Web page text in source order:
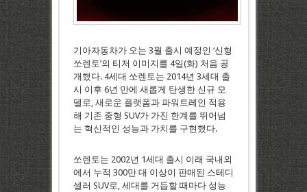
기아자동차가 오는 3월 출시 예정인 ‘신형
쏘렌토’의 티저 이미지를 4일(화) 처음 공
개했다. 4세대 쏘렌토는 2014년 3세대 출
시 이후 6년 만에 새롭게 탄생한 신규 모
델로, 새로운 플랫폼과 파워트레인 적용
해 기존 중형 SUV가 가진 한계를 뛰어넘
는 혁신적인 성능과 가치를 구현했다.
쏘렌토는 2002년 1세대 출시 이래 국내외
에서 누적 300만 대 이상이 판매된 스테디
셀러 SUV로, 세대를 거듭할 때마다 성능